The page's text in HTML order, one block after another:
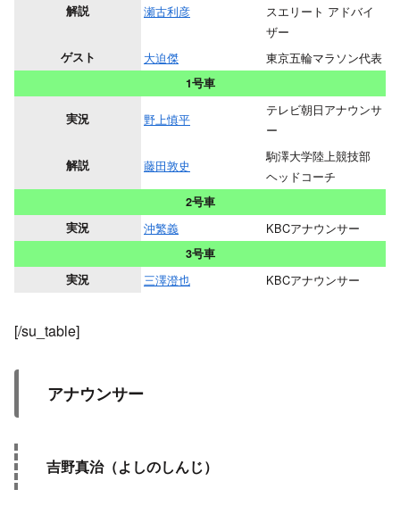
解説 瀬古利彦
スエリート アドバイ
ザー
ゲスト 大迫傑 東京五輪マラソン代表
1号車
実況 野上慎平
テレビ朝日アナウンサ
ー
解説 藤田敦史
駒澤大学陸上競技部
ヘッドコーチ
2号車
実況
沖繁義 KBCアナウンサー
3号車
実況
三澤澄也 KBCアナウンサー
[/su_table]
アナウンサー
吉野真治（よしのしんじ）